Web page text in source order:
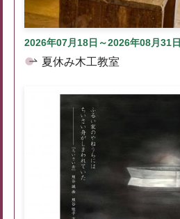
2026年07月18日～2026年08月31日
夏休み木工教室